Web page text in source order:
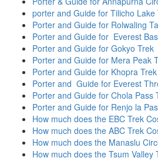
porter and Guide for Tilicho Lake
Porter and Guide for Rolwaling
Porter and Guide for Everest
Porter and Guide for Gokyo Trek
Porter and Guide for Mera Peak
Porter and Guide for Khopra Trek
Porter and Guide for Everest
Porter and Guide for Chola Pass
Porter and Guide for Renjo la
How much does the EBC Trek
How much does the ABC Trek
How much does the Manaslu
How much does the Tsum Valley